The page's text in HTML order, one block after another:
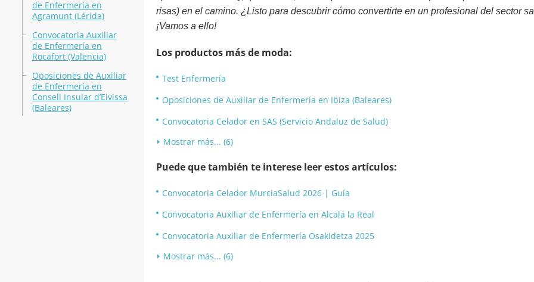
de Enfermería en
Agramunt (Lérida)
Convocatoria Auxiliar
de Enfermería en
Rocafort (Valencia)
Oposiciones de Auxiliar
de Enfermería en
Consell Insular d’Eivissa
(Baleares)
risas) en el camino. ¿Listo para descubrir cómo convertirte en un profesional del sector
¡Vamos a ello!
Los productos más de moda:
Test Enfermería
Oposiciones de Auxiliar de Enfermería en Ibiza (Baleares)
Convocatoria Celador en SAS (Servicio Andaluz de Salud)
Mostrar más... (6)
Puede que también te interese leer estos artículos:
Convocatoria Celador MurciaSalud 2026 | Guía
Convocatoria Auxiliar de Enfermería en Alcalá la Real
Convocatoria Auxiliar de Enfermería Osakidetza 2025
Mostrar más... (6)